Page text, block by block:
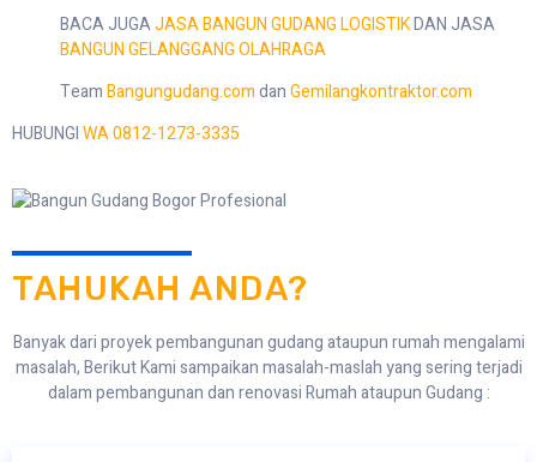
BACA JUGAJASA BANGUN GUDANG LOGISTIKDAN JASA
BANGUN GELANGGANG OLAHRAGA
TeamBangungudang.comdanGemilangkontraktor.com
HUBUNGIWA 0812-1273-3335
TAHUKAH ANDA?
Banyak dari proyek pembangunan gudang ataupun rumah mengalami
masalah, Berikut Kami sampaikan masalah-maslah yang sering terjadi
dalam pembangunan dan renovasi Rumah ataupun Gudang :